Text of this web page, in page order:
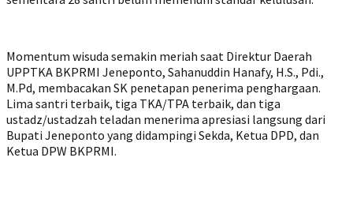
Momentum wisuda semakin meriah saat Direktur Daerah
UPPTKA BKPRMI Jeneponto, Sahanuddin Hanafy, H.S., Pdi.,
M.Pd, membacakan SK penetapan penerima penghargaan.
Lima santri terbaik, tiga TKA/TPA terbaik, dan tiga
ustadz/ustadzah teladan menerima apresiasi langsung dari
Bupati Jeneponto yang didampingi Sekda, Ketua DPD, dan
Ketua DPW BKPRMI.